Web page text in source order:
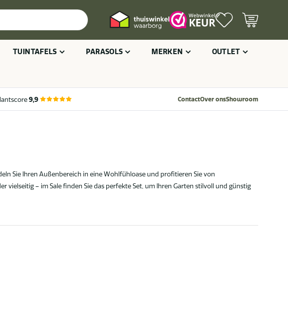
TUINTAFELS PARASOLS MERKEN OUTLET
9,9 ContactOver onsShowroom
Sie Ihren Außenbereich in eine Wohlfühloase und profitieren Sie von
– im Sale finden Sie das perfekte Set, um Ihren Garten stilvoll und günstig